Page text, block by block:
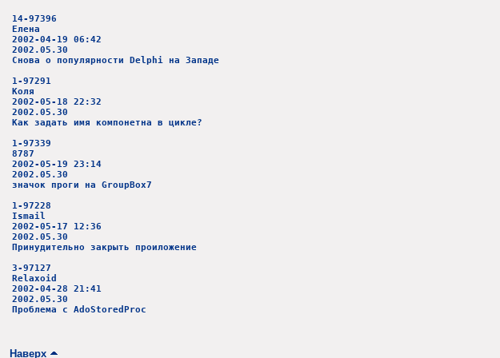
14-97396
Елена
2002-04-19 06:42
2002.05.30
Снова о популярности Delphi на Западе
1-97291
Коля
2002-05-18 22:32
2002.05.30
Как задать имя компонетна в цикле?
1-97339
8787
2002-05-19 23:14
2002.05.30
значок проги на GroupBox7
1-97228
Ismail
2002-05-17 12:36
2002.05.30
Принудительно закрыть проиложение
3-97127
Relaxoid
2002-04-28 21:41
2002.05.30
Проблема с AdoStoredProc
Наверх